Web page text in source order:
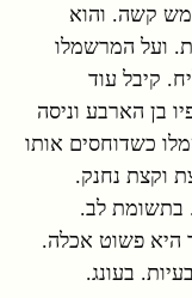
קשה. והוא
ועל המרשמלו
קיבל עוד
בן הארבע וניסה
כשדוחסים אותו
וקצת נחנק.
בתשומת לב.
היא פשוט אכלה.
בעונג.